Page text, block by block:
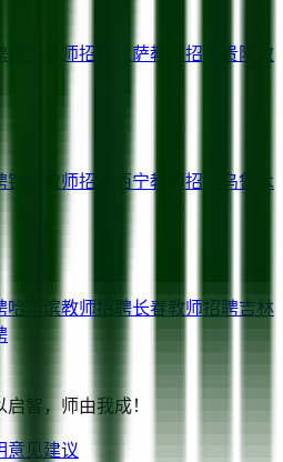
教师招聘 拉萨教师招聘 贵阳
教
银川 教师招聘 西宁教师招聘
乌鲁木
哈尔滨教师招聘长春教师招聘吉林
智，师由我成！
意见建议